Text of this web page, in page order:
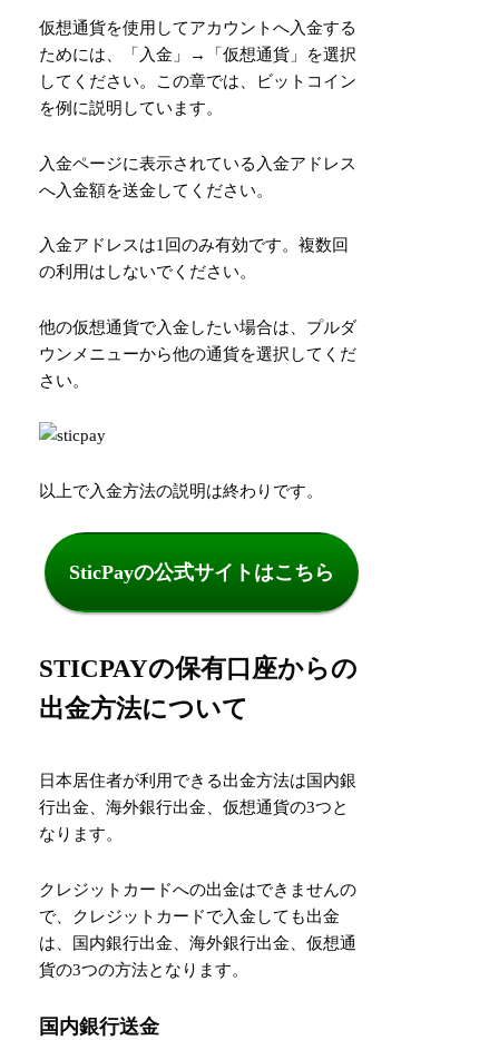
仮想通貨を使用してアカウントへ入金する
ためには、「入金」→「仮想通貨」を選択
してください。この章では、ビットコイン
を例に説明しています。
入金ページに表示されている入金アドレス
へ入金額を送金してください。
入金アドレスは1回のみ有効です。複数回
の利用はしないでください。
他の仮想通貨で入金したい場合は、プルダ
ウンメニューから他の通貨を選択してくだ
さい。
以上で入金方法の説明は終わりです。
SticPayの公式サイトはこちら
STICPAYの保有口座からの
出金方法について
日本居住者が利用できる出金方法は国内銀
行出金、海外銀行出金、仮想通貨の3つと
なります。
クレジットカードへの出金はできませんの
で、クレジットカードで入金しても出金
は、国内銀行出金、海外銀行出金、仮想通
貨の3つの方法となります。
国内銀行送金